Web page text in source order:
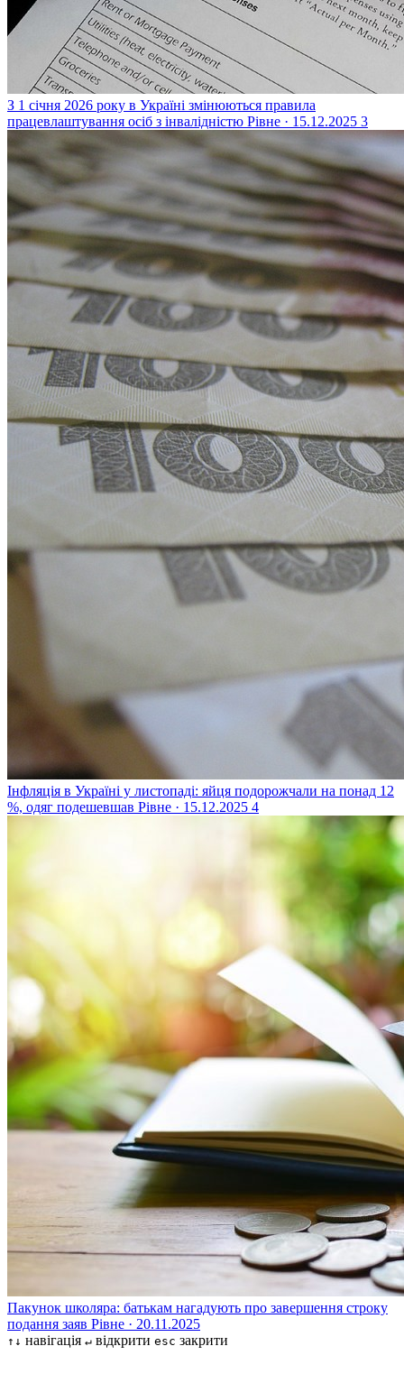
З 1 січня 2026 року в Україні змінюються правила
працевлаштування осіб з інвалідністю Рівне · 15.12.2025 3
Інфляція в Україні у листопаді: яйця подорожчали на понад 12
%, одяг подешевшав Рівне · 15.12.2025 4
Пакунок школяра: батькам нагадують про завершення строку
подання заяв Рівне · 20.11.2025
↑↓ навігація ↵ відкрити esc закрити